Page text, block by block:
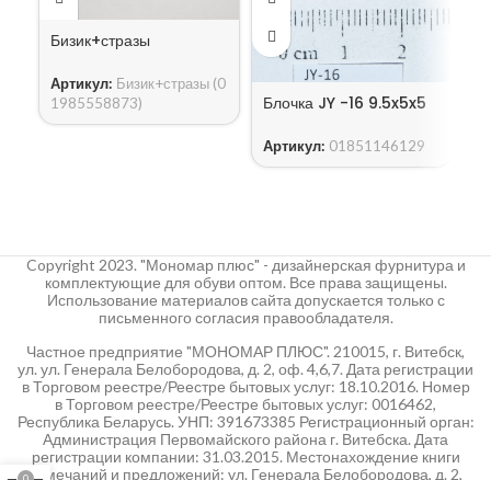
Бизик+стразы
Артикул: Бизик+стразы (0
1985558873)
Блочка JY -16 9.5x5x5
Артикул: 01851146129
Copyright 2023. "Мономар плюс" - дизайнерская фурнитура и
комплектующие для обуви оптом. Все права защищены.
Использование материалов сайта допускается только с
письменного согласия правообладателя.
Частное предприятие "МОНОМАР ПЛЮС". 210015, г. Витебск,
ул. ул. Генерала Белобородова, д. 2, оф. 4,6,7. Дата регистрации
в Торговом реестре/Реестре бытовых услуг: 18.10.2016. Номер
в Торговом реестре/Реестре бытовых услуг: 0016462,
Республика Беларусь. УНП: 391673385 Регистрационный орган:
Администрация Первомайского района г. Витебска. Дата
регистрации компании: 31.03.2015. Местонахождение книги
замечаний и предложений: ул. Генерала Белобородова, д. 2,